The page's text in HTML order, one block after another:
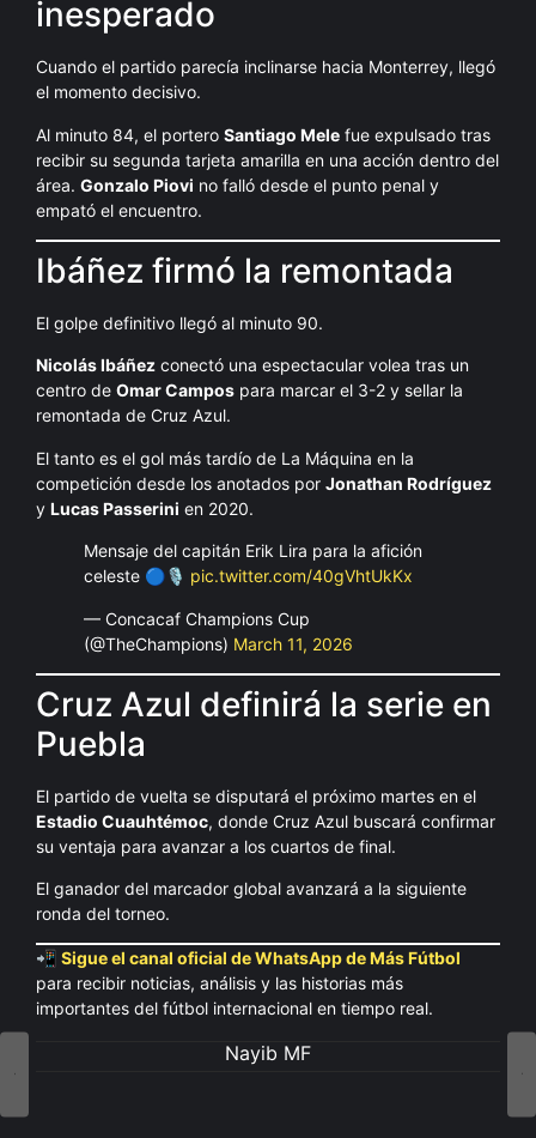
inesperado
Cuando el partido parecía inclinarse hacia Monterrey, llegó
el momento decisivo.
Al minuto 84, el portero Santiago Mele fue expulsado tras
recibir su segunda tarjeta amarilla en una acción dentro del
área. Gonzalo Piovi no falló desde el punto penal y
empató el encuentro.
Ibáñez firmó la remontada
El golpe definitivo llegó al minuto 90.
Nicolás Ibáñez conectó una espectacular volea tras un
centro de Omar Campos para marcar el 3-2 y sellar la
remontada de Cruz Azul.
El tanto es el gol más tardío de La Máquina en la
competición desde los anotados por Jonathan Rodríguez
y Lucas Passerini en 2020.
Mensaje del capitán Erik Lira para la afición
celeste 🔵🎙️ pic.twitter.com/40gVhtUkKx
— Concacaf Champions Cup
(@TheChampions) March 11, 2026
Cruz Azul definirá la serie en
Puebla
El partido de vuelta se disputará el próximo martes en el
Estadio Cuauhtémoc, donde Cruz Azul buscará confirmar
su ventaja para avanzar a los cuartos de final.
El ganador del marcador global avanzará a la siguiente
ronda del torneo.
📲 Sigue el canal oficial de WhatsApp de Más Fútbol
para recibir noticias, análisis y las historias más
importantes del fútbol internacional en tiempo real.
Nayib MF